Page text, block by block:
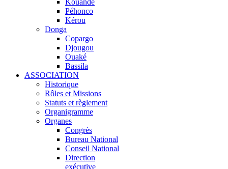
Kouandé
Péhonco
Kérou
Donga
Copargo
Djougou
Ouaké
Bassila
ASSOCIATION
Historique
Rôles et Missions
Statuts et règlement
Organigramme
Organes
Congrès
Bureau National
Conseil National
Direction
exécutive